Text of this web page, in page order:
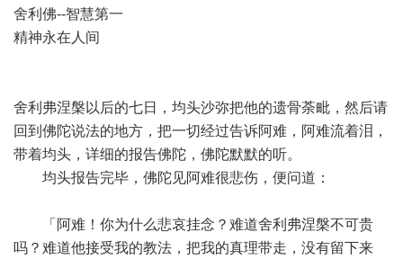
舍利佛--智慧第一
精神永在人间
舍利弗涅槃以后的七日，均头沙弥把他的遗骨荼毗，然后请
回到佛陀说法的地方，把一切经过告诉阿难，阿难流着泪，
带着均头，详细的报告佛陀，佛陀默默的听。
均头报告完毕，佛陀见阿难很悲伤，便问道：
「阿难！你为什么悲哀挂念？难道舍利弗涅槃不可贵
吗？难道他接受我的教法，把我的真理带走，没有留下来